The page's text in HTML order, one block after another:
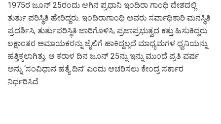
1975ರ ಜೂನ್ 25ರಂದು ಆಗಿನ ಪ್ರಧಾನಿ ಇಂದಿರಾ ಗಾಂಧಿ ದೇಶದಲ್ಲಿ
ತುರ್ತು ಪರಿಸ್ಥಿತಿ ಹೇರಿದ್ದರು. ಇಂದಿರಾಗಾಂಧಿ ಅವರು ಸರ್ವಾಧಿಕಾರಿ ಮನಸ್ಥಿತಿ
ಪ್ರದರ್ಶಿಸಿ, ತುರ್ತುಪರಿಸ್ಥಿತಿ ಜಾರಿಗೊಳಿಸಿ, ಪ್ರಜಾಪ್ರಭುತ್ವದ ಕತ್ತು ಹಿಸುಕಿದ್ದರು.
ಲಕ್ಷಾಂತರ ಅಮಾಯಕರನ್ನು ಜೈಲಿಗೆ ಹಾಕಿದ್ದಲ್ಲದೆ ಮಾಧ್ಯಮಗಳ ಧ್ವನಿಯನ್ನು
ಹತ್ತಿಕ್ಕಲಾಗಿತ್ತು. ಆ ಕರಾಳ ದಿನ ಜೂನ್ 25ನ್ನು ಇನ್ನು ಮುಂದೆ ಪ್ರತಿ ವರ್ಷ
ಅನ್ನು ‘ಸಂವಿಧಾನ ಹತ್ಯೆ ದಿನ’ ಎಂದು ಆಚರಿಸಲು ಕೇಂದ್ರ ಸರ್ಕಾರ
ನಿರ್ಧರಿಸಿದೆ.